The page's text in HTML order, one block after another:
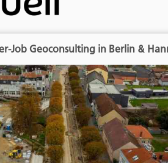
Job Geoconsulting in Berlin &